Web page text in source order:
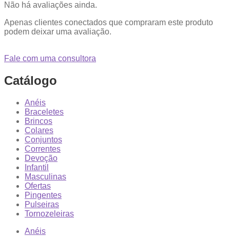
Não há avaliações ainda.
Apenas clientes conectados que compraram este produto
podem deixar uma avaliação.
Fale com uma consultora
Catálogo
Anéis
Braceletes
Brincos
Colares
Conjuntos
Correntes
Devoção
Infantil
Masculinas
Ofertas
Pingentes
Pulseiras
Tornozeleiras
Anéis